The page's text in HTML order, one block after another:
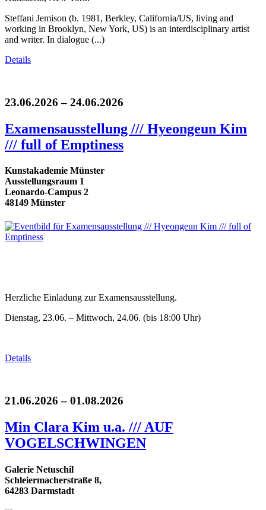
Steffani Jemison (b. 1981, Berkley, California/US, living and
working in Brooklyn, New York, US) is an interdisciplinary artist
and writer. In dialogue (...)
Details
23.06.2026 – 24.06.2026
Examensausstellung /// Hyeongeun Kim
/// full of Emptiness
Kunstakademie Münster
Ausstellungsraum 1
Leonardo-Campus 2
48149 Münster
Herzliche Einladung zur Examensausstellung.
Dienstag, 23.06. – Mittwoch, 24.06. (bis 18:00 Uhr)
Details
21.06.2026 – 01.08.2026
Min Clara Kim u.a. /// AUF
VOGELSCHWINGEN
Galerie Netuschil
Schleiermacherstraße 8,
64283 Darmstadt